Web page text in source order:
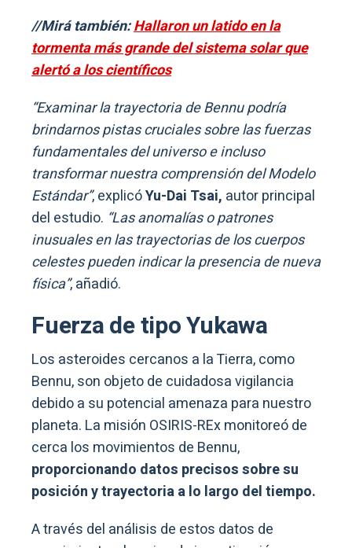
//Mirá también:Hallaron un latido en la
tormenta más grande del sistema solar que
alertó a los científicos
“Examinar la trayectoria de Bennu podría
brindarnos pistas cruciales sobre las fuerzas
fundamentales del universo e incluso
transformar nuestra comprensión del Modelo
Estándar”, explicóYu-Dai Tsai, autor principal
del estudio. “Las anomalías o patrones
inusuales en las trayectorias de los cuerpos
celestes pueden indicar la presencia de nueva
física”, añadió.
Fuerza de tipo Yukawa
Los asteroides cercanos a la Tierra, como
Bennu, son objeto de cuidadosa vigilancia
debido a su potencial amenaza para nuestro
planeta. La misión OSIRIS-REx monitoreó de
cerca los movimientos de Bennu,
proporcionando datos precisos sobre su
posición y trayectoria a lo largo del tiempo.
A través del análisis de estos datos de